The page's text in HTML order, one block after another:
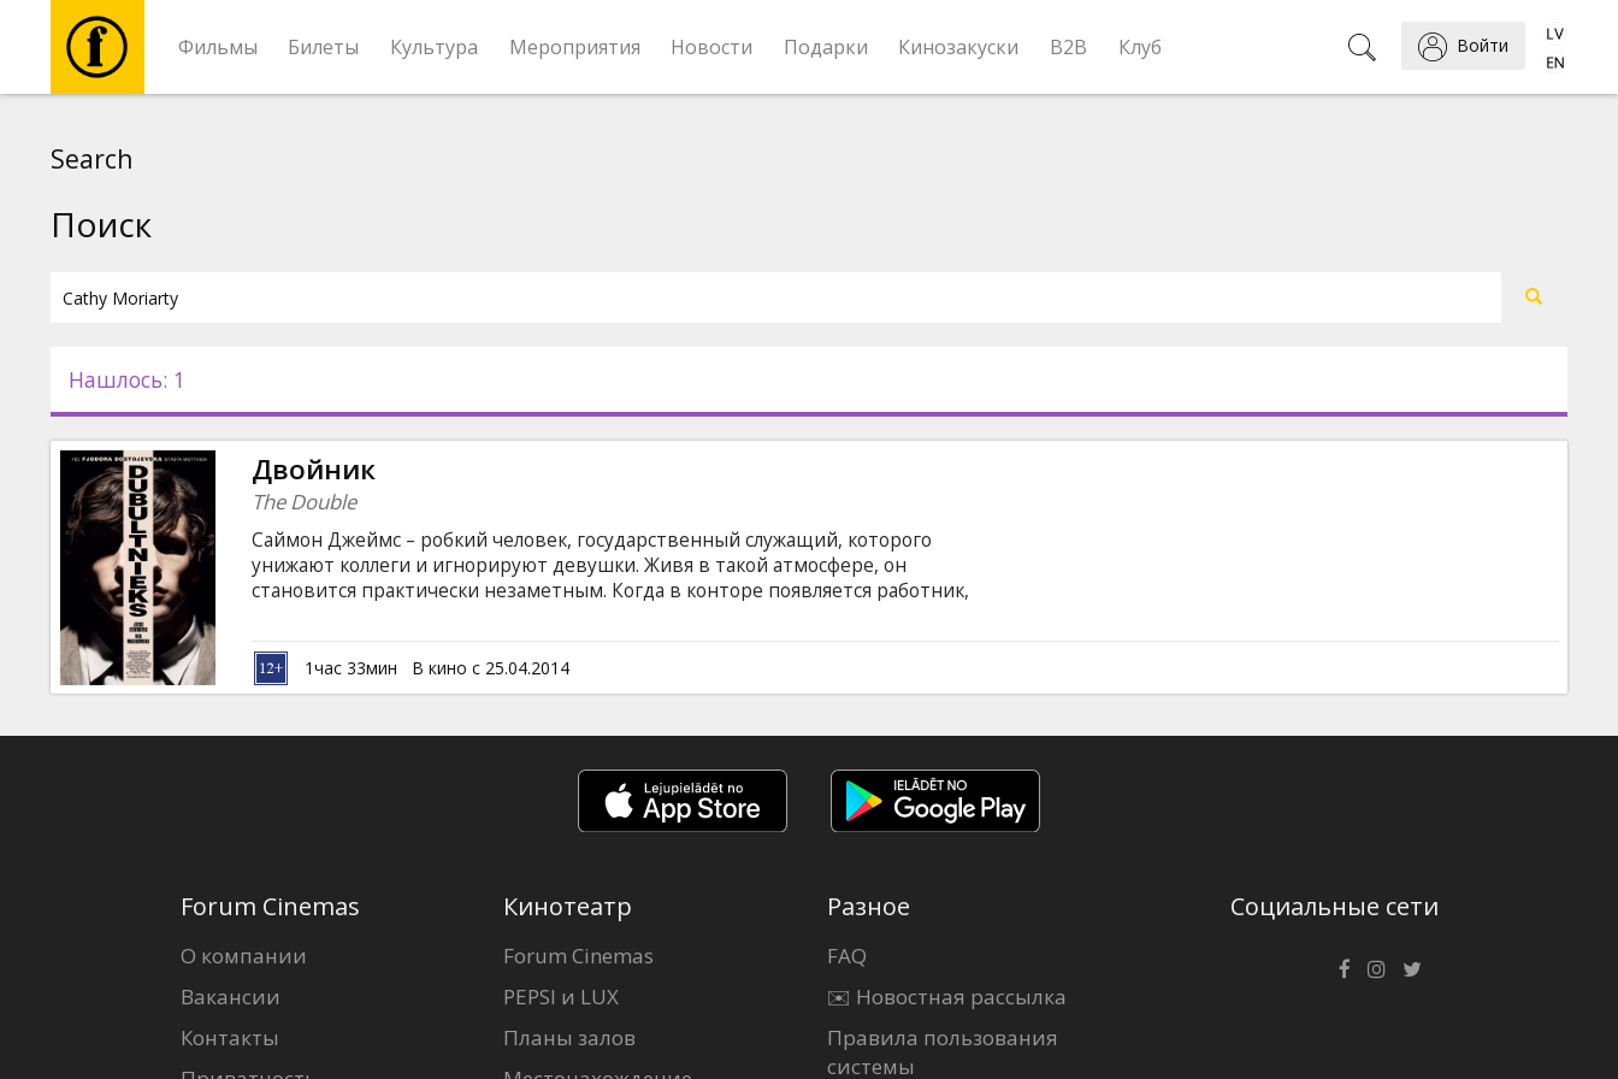
Фильмы Билеты Культура Мероприятия Новости Подарки Кинозакуски B2B Клуб Войти
Новости
Подарки
Кинозакуски
B2B
Клуб
Search
Поиск
Нашлось: 1
Двойник
The Double
Саймон Джеймс – робкий человек, государственный служащий, которого
унижают коллеги и игнорируют девушки. Живя в такой атмосфере, он
становится практически незаметным. Когда в конторе появляется работник,
этого. Хотя внешне новичок является точной физической копией Саймона,
характеры у них абсолютно разные. Двойник – самоуверенный,
харизматичный и раскрепощенный. Постепенно он прибирает к рукам
1час 33мин В кино с 25.04.2014
Forum Cinemas
О компании
Вакансии
Контакты
Кинотеатр
Forum Cinemas
PEPSI и LUX
Планы залов
Разное
FAQ
✉️ Новостная рассылка
Правила пользования
системы
Социальные сети